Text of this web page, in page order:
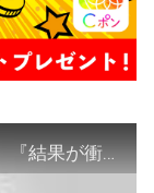
え？めっちゃ早い！(笑)【牧場物語】『結果が衝撃的過ぎたｗ』オリーブタウンと希望の大地『Switch』Story of Seasons Pioneers of OliveTown